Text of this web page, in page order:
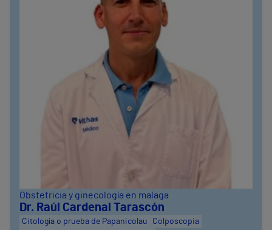
Obstetricia y ginecología en malaga
Dr. Raúl Cardenal Tarascón
Citología o prueba de Papanicolau
Colposcopia